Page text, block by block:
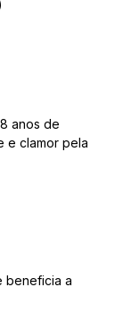
anos de
e clamor pela
beneficia a